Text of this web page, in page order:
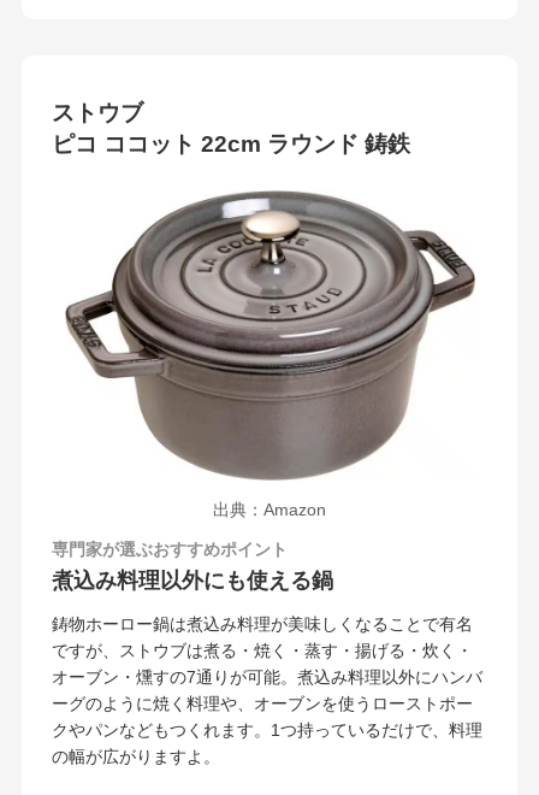
ストウブ
ピコ ココット 22cm ラウンド 鋳鉄
出典：Amazon
専門家が選ぶおすすめポイント
煮込み料理以外にも使える鍋
鋳物ホーロー鍋は煮込み料理が美味しくなることで有名
ですが、ストウブは煮る・焼く・蒸す・揚げる・炊く・
オーブン・燻すの7通りが可能。煮込み料理以外にハンバ
ーグのように焼く料理や、オーブンを使うローストポー
クやパンなどもつくれます。1つ持っているだけで、料理
の幅が広がりますよ。